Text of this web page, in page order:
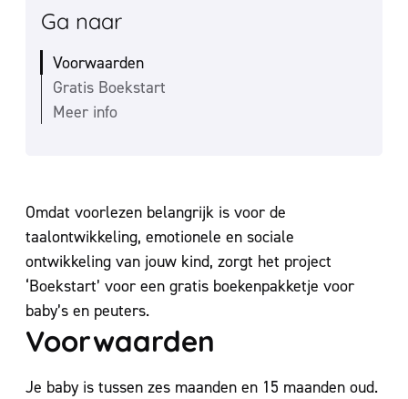
Ga naar
Voorwaarden
Gratis Boekstart
Meer info
Inhoud
Omdat voorlezen belangrijk is voor de
taalontwikkeling, emotionele en sociale
ontwikkeling van jouw kind, zorgt het project
‘Boekstart’ voor een gratis boekenpakketje voor
baby’s en peuters.
Voorwaarden
Je baby is tussen zes maanden en 15 maanden oud.